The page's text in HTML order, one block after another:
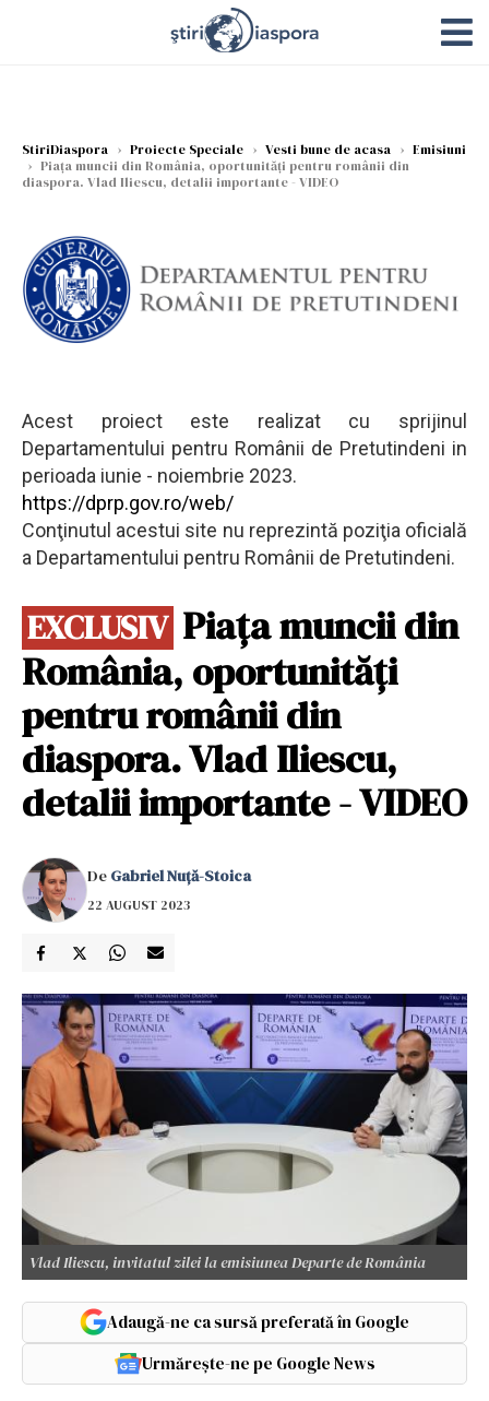
StiriDiaspora › Proiecte Speciale › Vesti bune de acasa › Emisiuni
› Piața muncii din România, oportunități pentru românii din
diaspora. Vlad Iliescu, detalii importante - VIDEO
Acest proiect este realizat cu sprijinul
Departamentului pentru Românii de Pretutindeni in
perioada iunie - noiembrie 2023.
https://dprp.gov.ro/web/
Conţinutul acestui site nu reprezintă poziţia oficială
a Departamentului pentru Românii de Pretutindeni.
EXCLUSIV Piața muncii din
România, oportunități
pentru românii din
diaspora. Vlad Iliescu,
detalii importante - VIDEO
De Gabriel Nuță-Stoica
22 AUGUST 2023
Vlad Iliescu, invitatul zilei la emisiunea Departe de România
Adaugă-ne ca sursă preferată în Google
Urmărește-ne pe Google News